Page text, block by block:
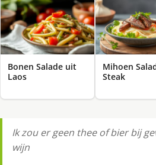
Bonen Salade uit
Laos
Mihoen
Steak
Ik zou er geen thee of bier bij
wijn